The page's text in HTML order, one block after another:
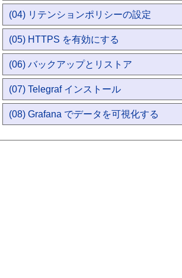
(04) リテンションポリシーの設定
(05) HTTPS を有効にする
(06) バックアップとリストア
(07) Telegraf インストール
(08) Grafana でデータを可視化する